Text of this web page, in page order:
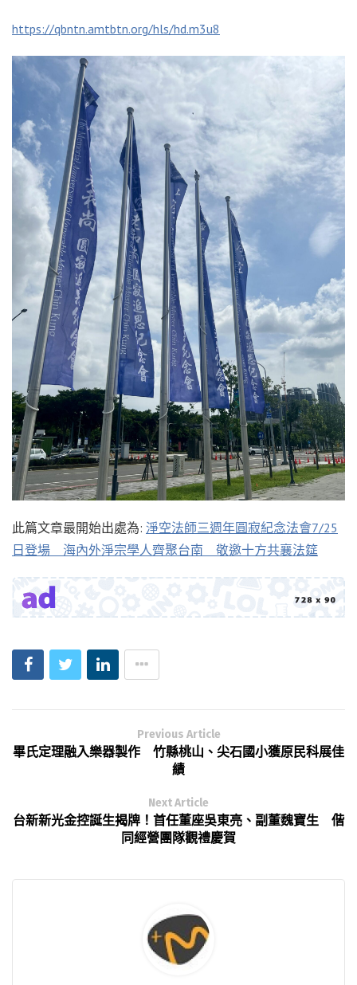
https://qbntn.amtbtn.org/hls/hd.m3u8
此篇文章最開始出處為: 淨空法師三週年圓寂紀念法會7/25
日登場 海內外淨宗學人齊聚台南 敬邀十方共襄法筵
Previous Article
畢氏定理融入樂器製作 竹縣桃山、尖石國小獲原民科展佳
績
Next Article
台新新光金控誕生揭牌！首任董座吳東亮、副董魏寶生 偕
同經營團隊觀禮慶賀